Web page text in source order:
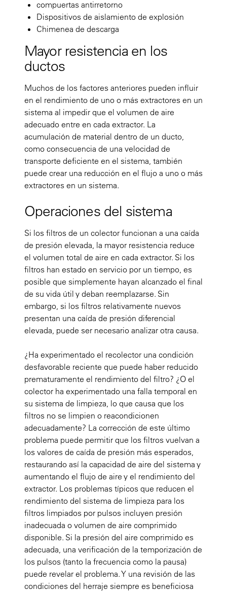
compuertas antirretorno
Dispositivos de aislamiento de explosión
Chimenea de descarga
Mayor resistencia en los
ductos
Muchos de los factores anteriores pueden influir
en el rendimiento de uno o más extractores en un
sistema al impedir que el volumen de aire
adecuado entre en cada extractor. La
acumulación de material dentro de un ducto,
como consecuencia de una velocidad de
transporte deficiente en el sistema, también
puede crear una reducción en el flujo a uno o más
extractores en un sistema.
Operaciones del sistema
Si los filtros de un colector funcionan a una caída
de presión elevada, la mayor resistencia reduce
el volumen total de aire en cada extractor. Si los
filtros han estado en servicio por un tiempo, es
posible que simplemente hayan alcanzado el final
de su vida útil y deban reemplazarse. Sin
embargo, si los filtros relativamente nuevos
presentan una caída de presión diferencial
elevada, puede ser necesario analizar otra causa.
¿Ha experimentado el recolector una condición
desfavorable reciente que puede haber reducido
prematuramente el rendimiento del filtro? ¿O el
colector ha experimentado una falla temporal en
su sistema de limpieza, lo que causa que los
filtros no se limpien o reacondicionen
adecuadamente? La corrección de este último
problema puede permitir que los filtros vuelvan a
los valores de caída de presión más esperados,
restaurando así la capacidad de aire del sistema y
aumentando el flujo de aire y el rendimiento del
extractor. Los problemas típicos que reducen el
rendimiento del sistema de limpieza para los
filtros limpiados por pulsos incluyen presión
inadecuada o volumen de aire comprimido
disponible. Si la presión del aire comprimido es
adecuada, una verificación de la temporización de
los pulsos (tanto la frecuencia como la pausa)
puede revelar el problema. Y una revisión de las
condiciones del herraje siempre es beneficiosa